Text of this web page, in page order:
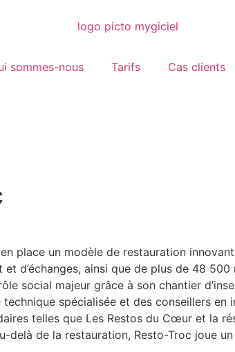
sommes-nous Tarifs Cas clients
place un modèle de restauration
d’échanges, ainsi que de plus de 48
social majeur grâce à son chantier
spécialisée et des conseillers
telles que Les Restos du Cœur et la
de la restauration, Resto-Troc joue